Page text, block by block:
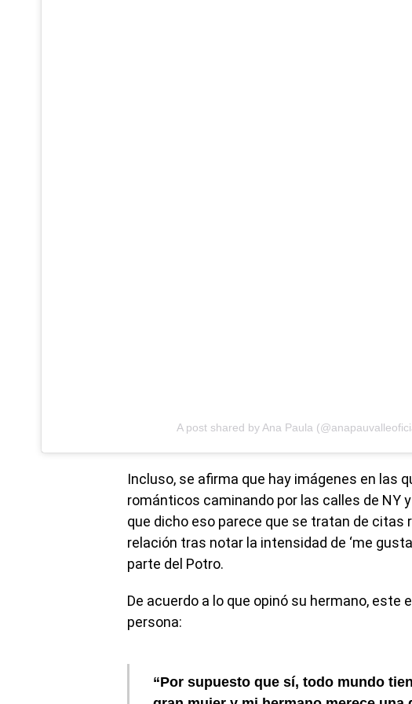
A post shared by Ana Paula
Incluso, se afirma que hay imágenes en las
románticos caminando por las calles de NY
que dicho eso parece que se tratan de
relación tras notar la intensidad de ‘me
parte del Potro.
De acuerdo a lo que opinó su hermano, este
persona:
“Por supuesto que sí, todo mundo